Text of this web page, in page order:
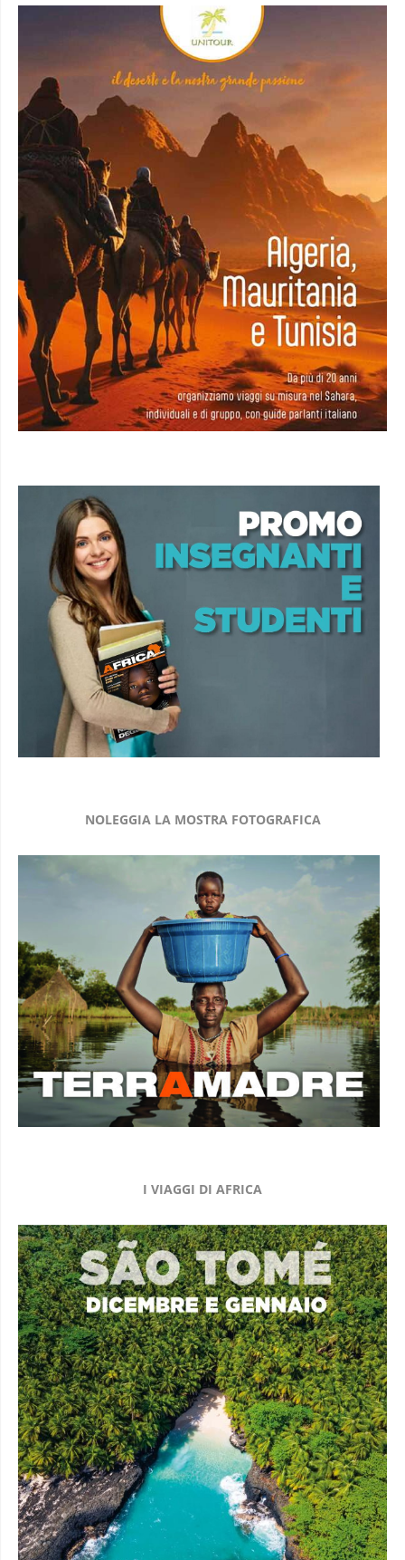
NOLEGGIA LA MOSTRA FOTOGRAFICA
I VIAGGI DI AFRICA